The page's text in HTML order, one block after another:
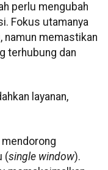
perlu mengubah
Fokus utamanya
namun memastikan
terhubung dan
layanan,
(single window).